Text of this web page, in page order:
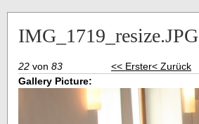
IMG_1719_resize.JPG
22 von 83 << Erster< Zurück
Gallery Picture: